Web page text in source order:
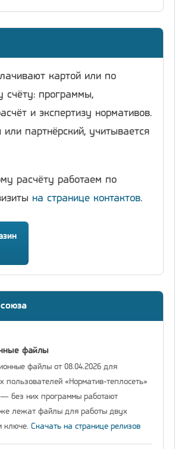
картой или по
счёту: программы,
и экспертизу нормативов.
партнёрский, учитывается
расчёту работаем по
на странице контактов.
файлы
файлы от 08.04.2026 для
пользователей «Норматив-теплосеть»
без них программы работают
лежат файлы для работы двух
ключе. Скачать на странице релизов